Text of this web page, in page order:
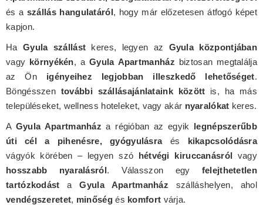
és a szállás hangulatáról, hogy már előzetesen átfogó képet
kapjon.
Ha Gyula szállást keres, legyen az Gyula központjában
vagy környékén, aGyula Apartmanház biztosan megtalálja
az Ön igényeihez legjobban illeszkedő lehetőséget.
Böngésszen további szállásajánlataink között is, ha más
településeket, wellness hoteleket, vagy akár nyaralókat keres.
A Gyula Apartmanház a régióban az egyik legnépszerűbb
úti cél a pihenésre, gyógyulásraés kikapcsolódásra
vágyók körében – legyen szó hétvégi kiruccanásról vagy
hosszabb nyaralásról. Válasszon egy felejthetetlen
tartózkodást aGyula Apartmanház szálláshelyen, ahol
vendégszeretet, minőségés komfort várja.